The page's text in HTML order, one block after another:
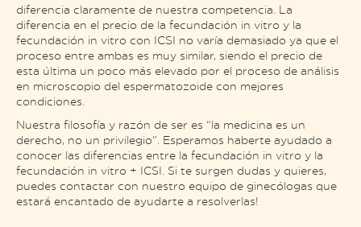
diferencia claramente de nuestra competencia. La
diferencia en el precio de la fecundación in vitro y la
fecundación in vitro con ICSI no varía demasiado ya que el
proceso entre ambas es muy similar, siendo el precio de
esta última un poco más elevado por el proceso de análisis
en microscopio del espermatozoide con mejores
condiciones.
Nuestra filosofía y razón de ser es “la medicina es un
derecho, no un privilegio”. Esperamos haberte ayudado a
conocer las diferencias entre la fecundación in vitro y la
fecundación in vitro + ICSI. Si te surgen dudas y quieres,
puedes contactar con nuestro equipo de ginecólogas que
estará encantado de ayudarte a resolverlas!